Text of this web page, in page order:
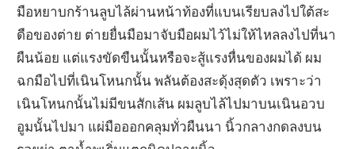
มือหยาบกร้านลูบไล้ผ่านหน้าท้องที่แบนเรียบลงไปใต้สะ
ดือของต่าย ต่ายยื่นมือมาจับมือผมไว้ไม่ให้ไหลลงไปที่นา
ผืนน้อย แต่แรงขัดขืนนั้นหรือจะสู้แรงหื่นของผมได้ ผม
ฉกมือไปที่เนินโหนกนั้น พลันต้องสะดุ้งสุดตัว เพราะว่า
เนินโหนกนั้นไม่มีขนสักเส้น ผมลูบไล้ไปมาบนเนินอวบ
อูมนั้นไปมา แผ่มือออกคลุมทั่วผืนนา นิ้วกลางกดลงบน